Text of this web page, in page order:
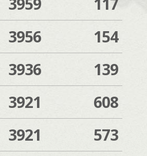
3956
154
3936
139
3921
608
3921
573